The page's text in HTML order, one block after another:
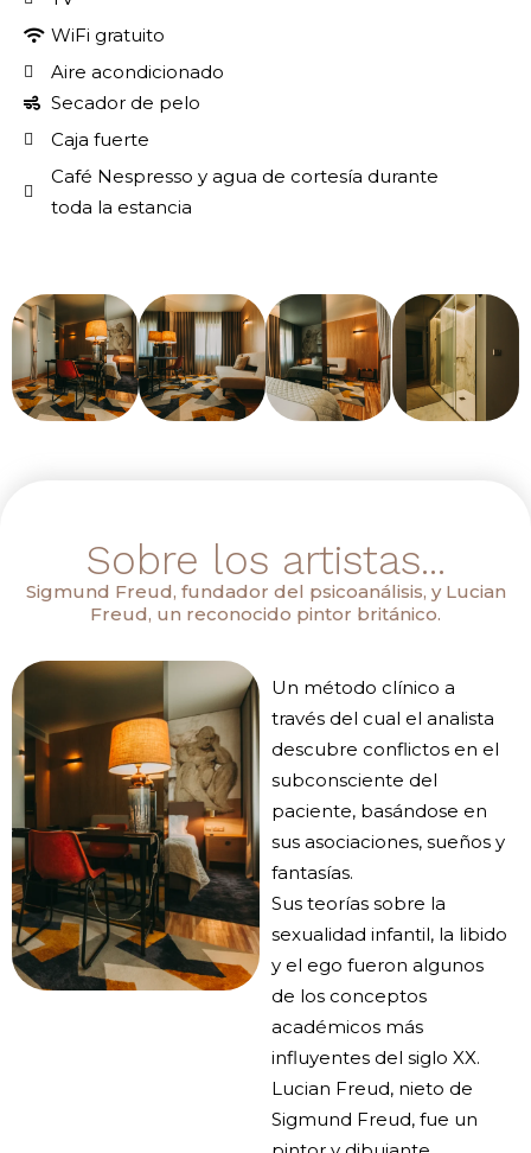
WiFi gratuito
Aire acondicionado
Secador de pelo
Caja fuerte
Café Nespresso y agua de cortesía durante
toda la estancia
Sobre los artistas...
Sigmund Freud, fundador del psicoanálisis, y Lucian
Freud, un reconocido pintor británico.
Un método clínico a
través del cual el analista
descubre conflictos en el
subconsciente del
paciente, basándose en
sus asociaciones, sueños y
fantasías.
Sus teorías sobre la
sexualidad infantil, la libido
y el ego fueron algunos
de los conceptos
académicos más
influyentes del siglo XX.
Lucian Freud, nieto de
Sigmund Freud, fue un